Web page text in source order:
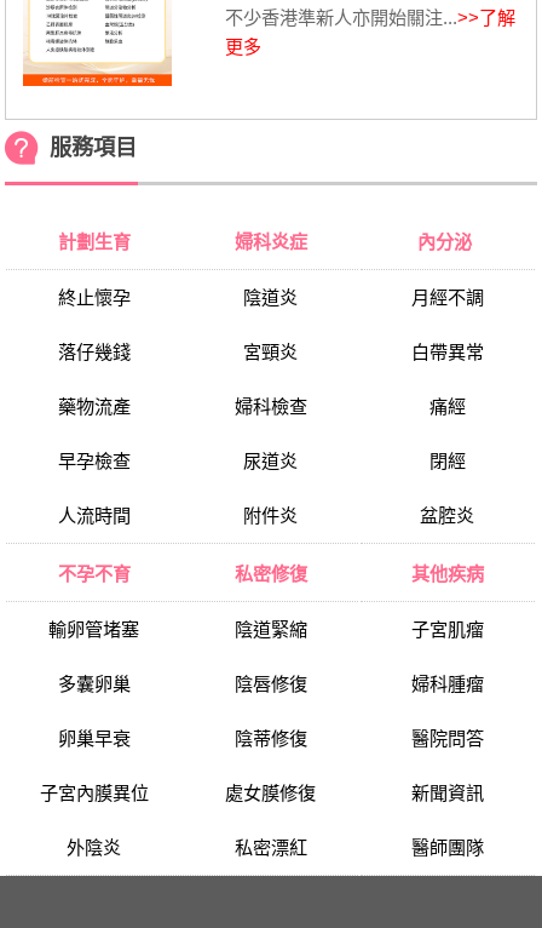
不少香港準新人亦開始關注...>>了解
更多
服務項目
計劃生育
終止懷孕
落仔幾錢
藥物流產
早孕檢查
人流時間
婦科炎症
陰道炎
宮頸炎
婦科檢查
尿道炎
附件炎
內分泌
月經不調
白帶異常
痛經
閉經
盆腔炎
不孕不育
輸卵管堵塞
多囊卵巢
卵巢早衰
子宮內膜異位
外陰炎
私密修復
陰道緊縮
陰唇修復
陰蒂修復
處女膜修復
私密漂紅
其他疾病
子宮肌瘤
婦科腫瘤
醫院問答
新聞資訊
醫師團隊